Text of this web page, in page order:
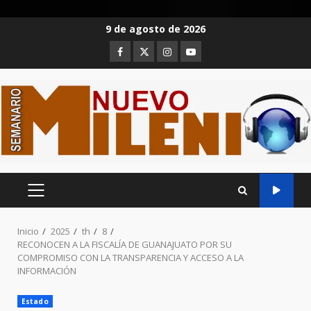
9 de agosto de 2026
Facebook
TwitterInstagram
Youtube
MENÚ
Inicio 2025 th
8
RECONOCEN A LA FISCALÍA DE GUANAJUATO POR SU
COMPROMISO CON LA TRANSPARENCIA Y ACCESO A LA
INFORMACIÓN
Estado